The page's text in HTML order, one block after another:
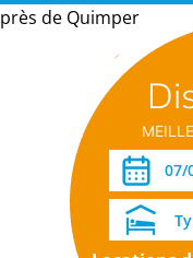
près de Quimper